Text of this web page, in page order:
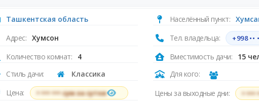
Ташкентская область Населённый пункт:
Адрес:
Хумсон Тел. владельца: +998 ••
Количество комнат: 4 Вместимость дачи:
15
Стиль дачи:
Классика
Для кого:
Цена:
• ••• ••• сум за сутки Цены за выходные дни: • •••